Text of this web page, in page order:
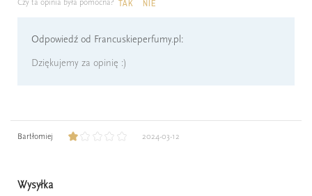
Czy ta opinia była pomocna? TAK NIE
Odpowiedź od Francuskieperfumy.pl:
Dziękujemy za opinię :)
Bartłomiej 2024-03-12
Wysyłka